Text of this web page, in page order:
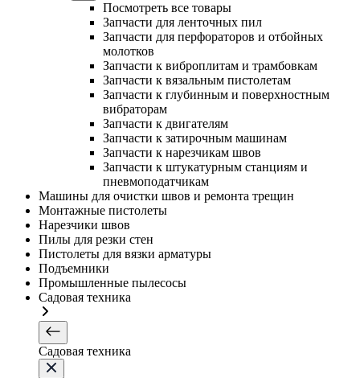
Посмотреть все товары
Запчасти для ленточных пил
Запчасти для перфораторов и отбойных
молотков
Запчасти к виброплитам и трамбовкам
Запчасти к вязальным пистолетам
Запчасти к глубинным и поверхностным
вибраторам
Запчасти к двигателям
Запчасти к затирочным машинам
Запчасти к нарезчикам швов
Запчасти к штукатурным станциям и
пневмоподатчикам
Машины для очистки швов и ремонта трещин
Монтажные пистолеты
Нарезчики швов
Пилы для резки стен
Пистолеты для вязки арматуры
Подъемники
Промышленные пылесосы
Садовая техника
Садовая техника